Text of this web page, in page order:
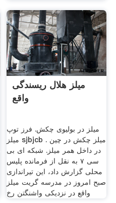
میلز هلال ریسندگی
واقع
میلز در بولیوی چکش. فرز توپ
میلز sjbjcb میلز چکش در چین .
در داخل همر میلز. شبکه ای بی
سی ۷ به نقل از فرمانده پلیس
محلی گزارش داد،‌ این تیراندازی
صبح امروز در مدرسه گریت میلز
واقع در نزدیکی واشنگتن رخ